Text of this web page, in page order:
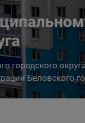
городского
Беловского